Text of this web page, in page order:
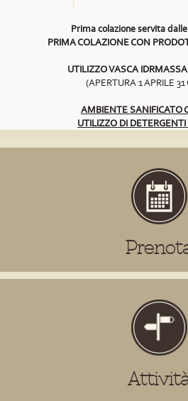
Prima colazione servita
PRIMA COLAZIONE CON
UTILIZZO VASCA
(APERTURA 1 APRILE
AMBIENTE SANIFICATO
UTILIZZO DI DETERGENTI